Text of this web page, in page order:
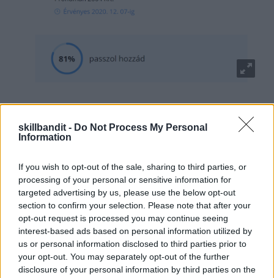
skillbandit - Do Not Process My Personal
Information
If you wish to opt-out of the sale, sharing to third parties, or
processing of your personal or sensitive information for
targeted advertising by us, please use the below opt-out
section to confirm your selection. Please note that after your
opt-out request is processed you may continue seeing
interest-based ads based on personal information utilized by
us or personal information disclosed to third parties prior to
your opt-out. You may separately opt-out of the further
disclosure of your personal information by third parties on the
Pályázz azokra az állásokra, amik a